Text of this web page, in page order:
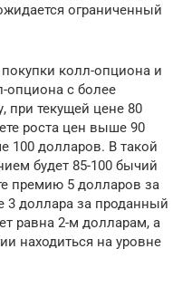
ограниченный
колл-опциона и
опциона с более
при текущей цене 80
роста цен выше 90
100 долларов. В такой
будет 85-100 бычий
премию 5 долларов за
3 доллара за проданный
равна 2-м долларам, а
находиться на уровне